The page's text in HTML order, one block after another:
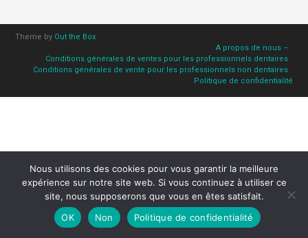
Theme by Out the Box
A propos de nous –
Conditions générales de ventes pour les professionnels dentaires
Conditions générales de vente pour les professionnels non dentaires
Politique de confidentialité
Nous utilisons des cookies pour vous garantir la meilleure
expérience sur notre site web. Si vous continuez à utiliser ce
site, nous supposerons que vous en êtes satisfait.
OK
Non Politique de confidentialité